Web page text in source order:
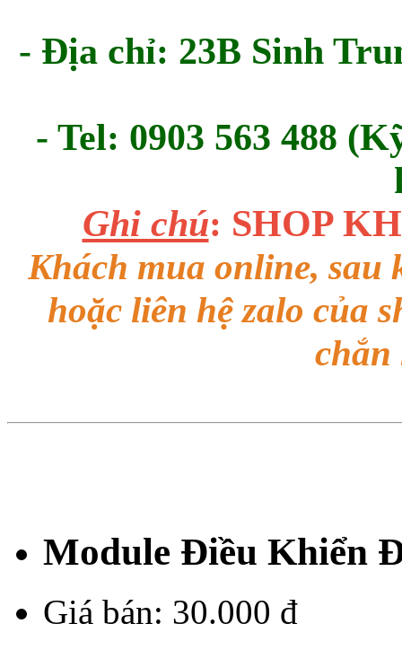
- Địa chỉ: 23B Sinh
- Tel: 0903 563 488
Ghi chú: SHOP
Khách mua online,
hoặc liên hệ zalo của
chắn
Module Điều Khiển
Giá bán: 30.000 đ